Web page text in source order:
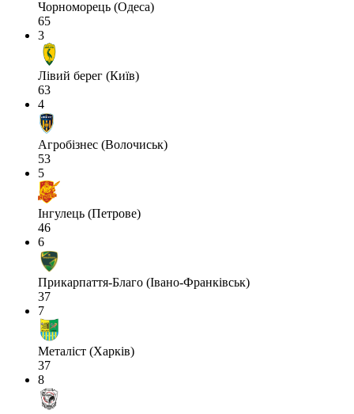
Чорноморець (Одеса)
65
3
Лівий берег (Київ)
63
4
Агробізнес (Волочиськ)
53
5
Інгулець (Петрове)
46
6
Прикарпаття-Благо (Івано-Франківськ)
37
7
Металіст (Харків)
37
8